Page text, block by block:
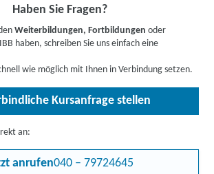
hiergerne vorab über Förderprogramme,
Berufstätige,Unternehmenoder
.
Haben Sie Fragen?
Weiterbildungen, Fortbildungen oder
haben, schreiben Sie uns einfach eine
wie möglich mit Ihnen in Verbindung setzen.
Kursanfrage stellen
an:
anrufen040 – 79724645